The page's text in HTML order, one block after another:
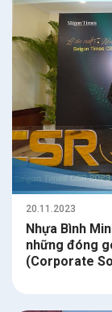
20.11.2023
Nhựa Bình
những đóng
(Corporate